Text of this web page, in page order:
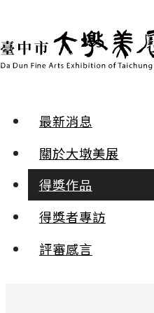
最新消息
關於大墩美展
得獎作品
得獎者專訪
評審感言
水彩 | 第一名
夢裡 吳威澔